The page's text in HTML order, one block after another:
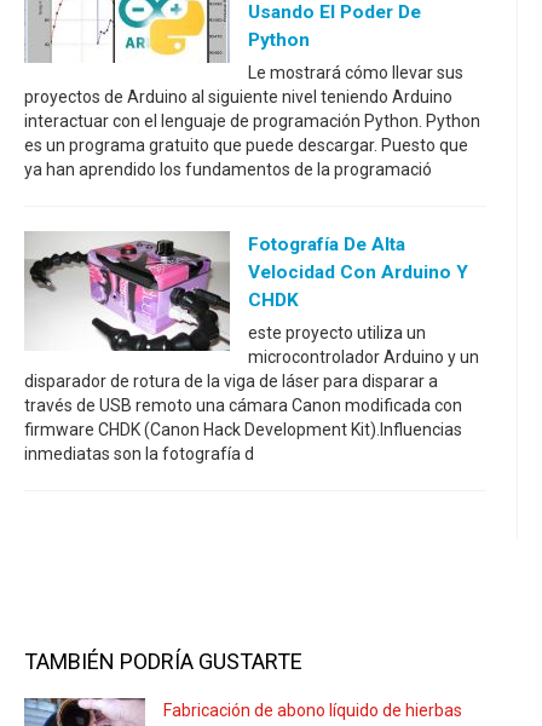
Usando El Poder De
Python
Le mostrará cómo llevar sus
proyectos de Arduino al siguiente nivel teniendo Arduino
interactuar con el lenguaje de programación Python. Python
es un programa gratuito que puede descargar. Puesto que
ya han aprendido los fundamentos de la programació
Fotografía De Alta
Velocidad Con Arduino Y
CHDK
este proyecto utiliza un
microcontrolador Arduino y un
disparador de rotura de la viga de láser para disparar a
través de USB remoto una cámara Canon modificada con
firmware CHDK (Canon Hack Development Kit).Influencias
inmediatas son la fotografía d
TAMBIÉN PODRÍA GUSTARTE
Fabricación de abono líquido de hierbas